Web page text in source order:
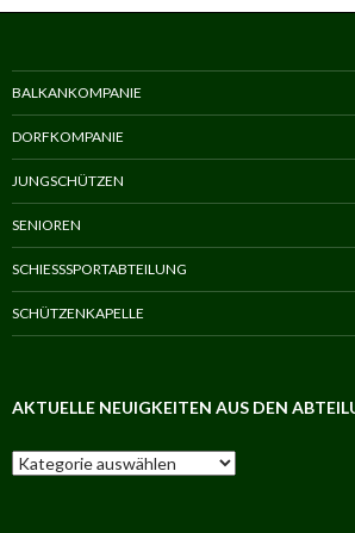
BALKANKOMPANIE
DORFKOMPANIE
JUNGSCHÜTZEN
SENIOREN
SCHIESSSPORTABTEILUNG
SCHÜTZENKAPELLE
AKTUELLE NEUIGKEITEN AUS DEN
Aktuelle
Neuigkeiten